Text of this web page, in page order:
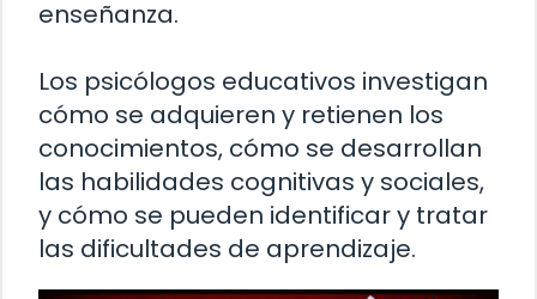
enseñanza.
Los psicólogos educativos investigan
cómo se adquieren y retienen los
conocimientos, cómo se desarrollan
las habilidades cognitivas y sociales,
y cómo se pueden identificar y tratar
las dificultades de aprendizaje.